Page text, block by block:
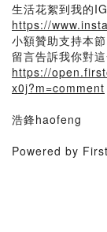
生活花絮到我的IG
https://
小額贊助支持本節
留言告訴我你對
https://
x0j?m=comment
浩鋒haofeng
Powered by